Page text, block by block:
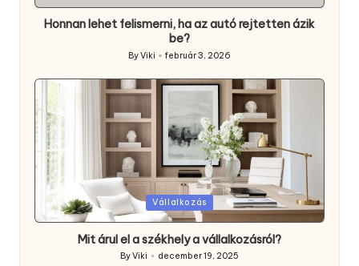
Honnan lehet felismerni, ha az autó rejtetten ázik
be?
Posted
ByViki február 3, 2026
Posted
in
Vállalkozás
Mit árul el a székhely a vállalkozásról?
Posted
ByViki december 19, 2025